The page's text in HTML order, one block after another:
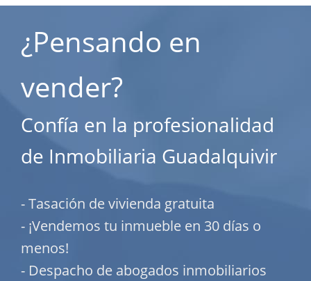
¿Pensando en
vender?
Confía en la profesionalidad
de Inmobiliaria Guadalquivir
- Tasación de vivienda gratuita
- ¡Vendemos tu inmueble en 30 días o
menos!
- Despacho de abogados inmobiliarios